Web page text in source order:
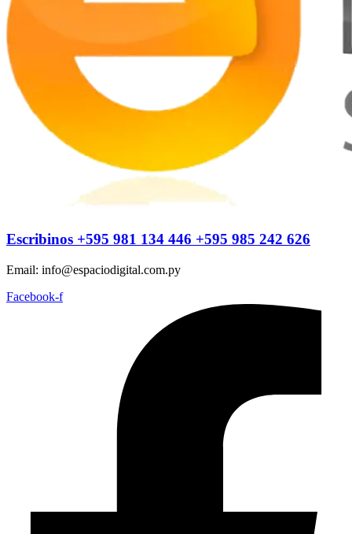
Escribinos +595 981 134 446 +595 985 242 626
Email: info@espaciodigital.com.py
Facebook-f